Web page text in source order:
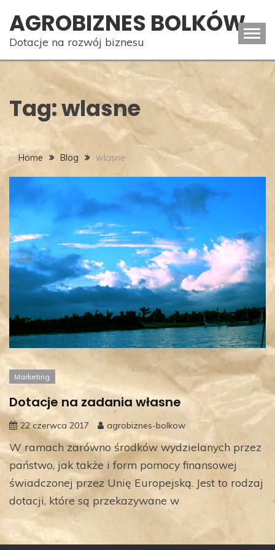
content
AGROBIZNES BOLKÓW
Dotacje na rozwój biznesu
Tag:wlasne
Home Blog wlasne
Marketing
Dotacje na zadania własne
22 czerwca 2017 agrobiznes-bolkow
W ramach zarówno środków wydzielanych przez
państwo, jak także i form pomocy finansowej
świadczonej przez Unię Europejską. Jest to rodzaj
dotacji, które są przekazywane w